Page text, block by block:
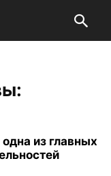
из главных